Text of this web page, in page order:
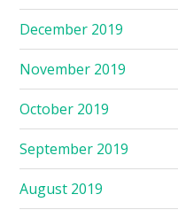
December 2019
November 2019
October 2019
September 2019
August 2019